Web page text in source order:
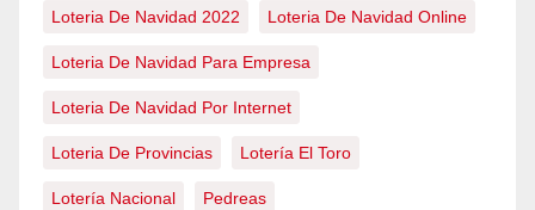
Loteria De Navidad 2022 Loteria De Navidad Online
Loteria De Navidad Para Empresa
Loteria De Navidad Por Internet
Loteria De Provincias Lotería El Toro
Lotería Nacional Pedreas